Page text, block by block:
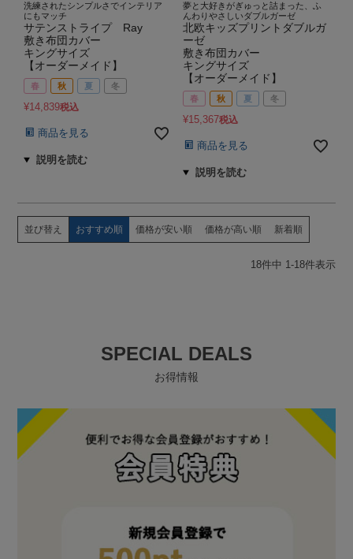
洗練されたシンプルさでインテリア
にもマッチ
サテンストライプ Ray
敷き布団カバー
キングサイズ
【オーダーメイド】
春 秋 夏 冬
¥14,839税込
商品を見る
夢と大好きがぎゅっと詰まった、ふ
んわりやさしいダブルガーゼ
北欧キッズプリントダブルガ
ーゼ
敷き布団カバー
キングサイズ
【オーダーメイド】
春 秋 夏 冬
¥15,367税込
商品を見る
並び替え おすすめ順 価格が安い順 価格が高い順 新着順
18件中 1-18件表示
SPECIAL DEALS
お得情報